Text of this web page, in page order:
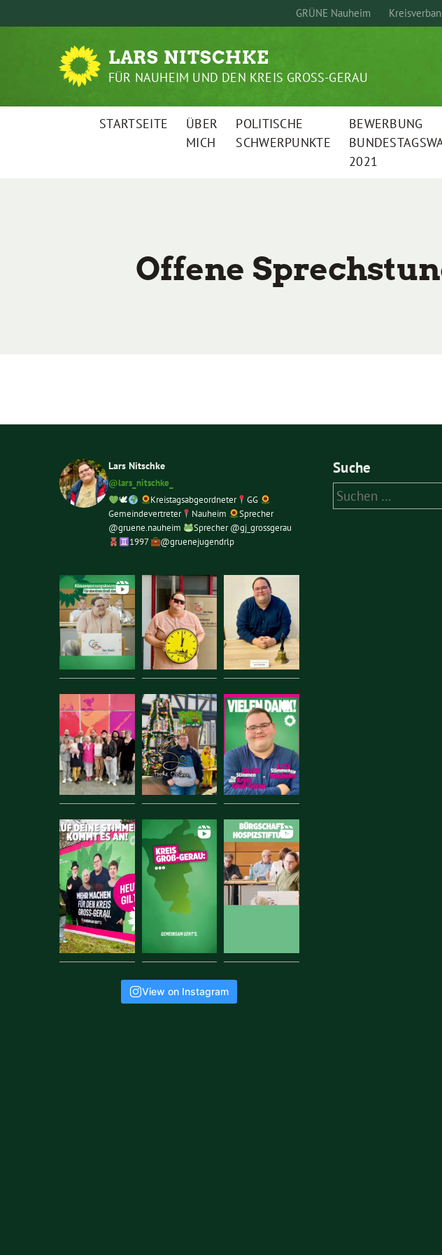
zum
GRÜNE Nauheim
LARS NITSCHKE
FÜR NAUHEIM UND DEN KREIS GROSS-GERAU
STARTSEITE
ÜBER
MICH
POLITISCHE
SCHWERPUNKTE
BEWERBUNG
2021
Offene
Lars Nitschke
@lars_nitschke_
🕊
Kreistagsabgeordneter
GG
Gemeindevertreter
Nauheim
Sprecher
@gruene.nauheim
Sprecher @gj_grossgerau
1997
@gruenejugendrlp
View on Instagram
Suche
Suchen
nach: